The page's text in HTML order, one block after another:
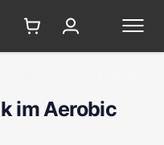
im Aerobic